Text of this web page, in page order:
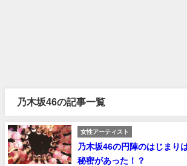
乃木坂46の記事一覧
女性アーティスト
乃木坂46の円陣のはじまり
秘密があった！？